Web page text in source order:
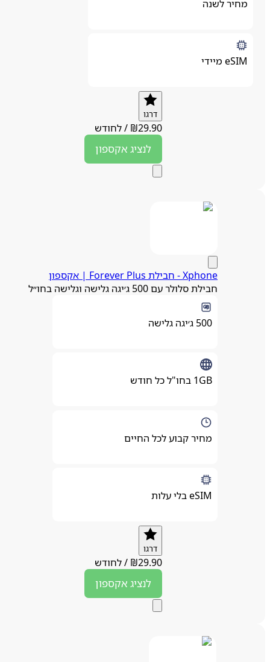
מחיר לשנה
eSIM מיידי
₪29.90
/לחודש
לנציגאקספון
Xphone - חבילת Forever Plus | אקספון
חבילת סלולר עם 500 ג׳יגה גלישה וגלישה בחו״ל
מחיר קבוע לכל החיים
eSIM בלי עלות
₪29.90
/לחודש
לנציגאקספון